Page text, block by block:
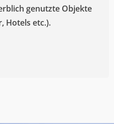
genutzte Objekte
Hotels etc.).